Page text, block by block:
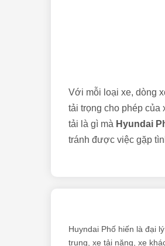
Với mỗi loại xe, dòng
tải trọng cho phép của
tải là gì mà Hyundai
tránh được việc gặp
Huyndai Phố hiến là đại
trung, xe tải nặng, xe